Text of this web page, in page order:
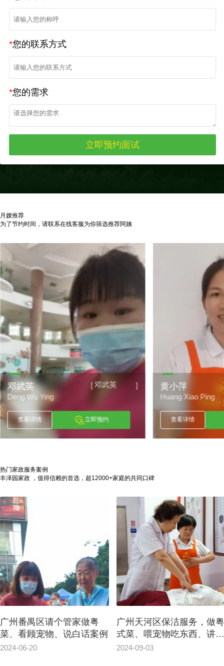
*您的联系方式
*您的需求
月嫂推荐
为了节约时间，请联系在线客服为你筛选推荐阿姨
[ 邓武英 ]
邓武英
Deng Wu Ying
查看详情 立即预约
黄小萍
Huang Xiao Ping
查看详情
热门家政服务案例
丰泽园家政 ，值得信赖的首选，超12000+家庭的共同口碑
广州番禺区请个管家做粤
菜、看顾宠物、说白话案例
2024-06-20
广州天河区保洁服务，做粤
式菜、喂宠物吃东西、讲白
话
2024-09-03